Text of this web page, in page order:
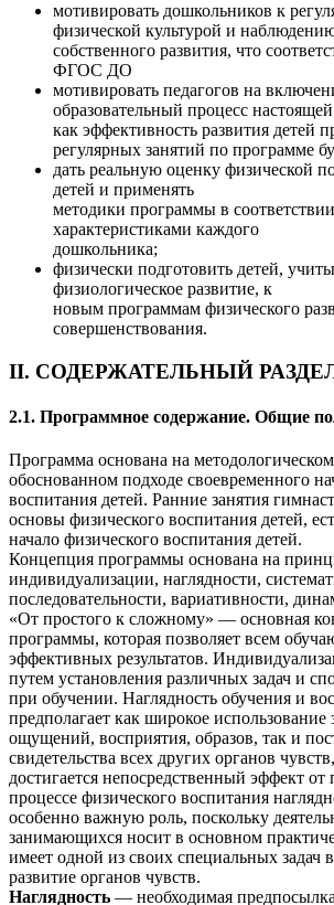
мотивировать дошкольников к
физической культурой и
собственного развития, что
ФГОС ДО
мотивировать педагогов на
образовательный процесс
как эффективность развития детей
регулярных занятий по программе
дать реальную оценку физической
детей и применять
методики программы в
характеристиками каждого
дошкольника;
физически подготовить детей,
физиологическое развитие, к
новым программам физического
совершенствования.
II. СОДЕРЖАТЕЛЬНЫЙ
2.1. Программное содержание. Общие
Программа основана на
обоснованном подходе своевременного
воспитания детей. Ранние занятия
основы физического воспитания детей,
начало физического воспитания детей.
Концепция программы основана на
индивидуализации, наглядности,
последовательности, вариативности,
«От простого к сложному» — основная
программы, которая позволяет всем
эффективных результатов.
путем установления различных задач и
при обучении. Наглядность обучения и
предполагает как широкое использование
ощущений, восприятия, образов, так и
свидетельства всех других органов
достигается непосредственный эффект
процессе физического воспитания
особенно важную роль, поскольку
занимающихся носит в основном
имеет одной из своих специальных задач
развитие органов чувств.
Наглядность — необходимая